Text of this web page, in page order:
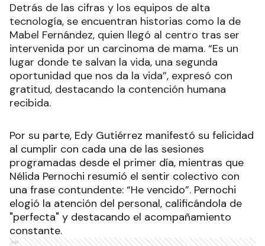
Detrás de las cifras y los equipos de alta
tecnología, se encuentran historias como la de
Mabel Fernández, quien llegó al centro tras ser
intervenida por un carcinoma de mama. “Es un
lugar donde te salvan la vida, una segunda
oportunidad que nos da la vida”, expresó con
gratitud, destacando la contención humana
recibida.
Por su parte, Edy Gutiérrez manifestó su felicidad
al cumplir con cada una de las sesiones
programadas desde el primer día, mientras que
Nélida Pernochi resumió el sentir colectivo con
una frase contundente: “He vencido”. Pernochi
elogió la atención del personal, calificándola de
"perfecta" y destacando el acompañamiento
constante.
Ads